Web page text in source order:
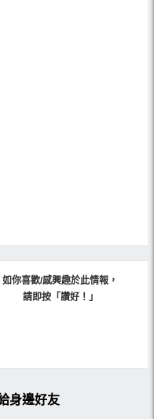
如你喜歡/感興趣於此情報，
請即按「讚好！」
身邊好友